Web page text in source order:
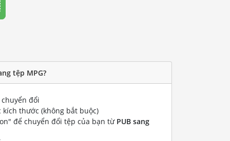
tệp MPG?
đổi
thước (không bắt buộc)
để chuyển đổi tệp của bạn từ PUB sang